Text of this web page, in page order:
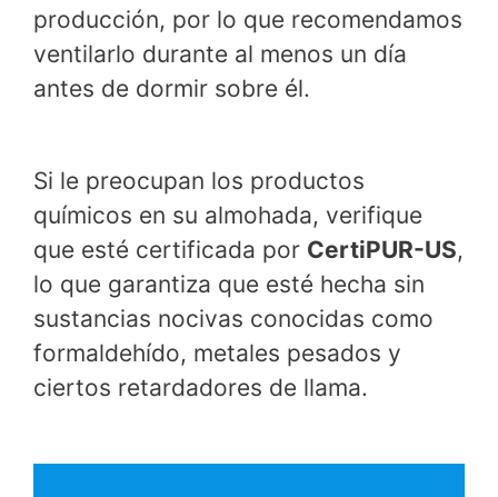
producción, por lo que recomendamos
ventilarlo durante al menos un día
antes de dormir sobre él.
Si le preocupan los productos
químicos en su almohada, verifique
que esté certificada por CertiPUR-US,
lo que garantiza que esté hecha sin
sustancias nocivas conocidas como
formaldehído, metales pesados ​​y
ciertos retardadores de llama.